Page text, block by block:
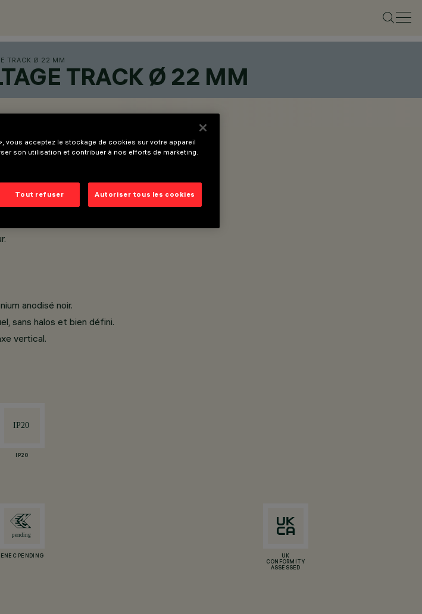
TRACK Ø 22 MM
TRACK Ø 22 MM
anodisé noir.
sans halos et bien défini.
vertical.
IP20
ENEC PENDING
UK
CONFORMITY
ASSESSED
vous acceptez le stockage de cookies sur votre appareil
son utilisation et contribuer à nos efforts de marketing.
Tout refuser Autoriser tous les cookies